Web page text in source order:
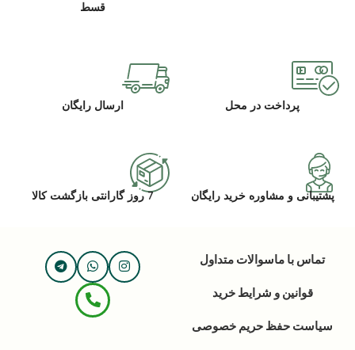
قسط
پرداخت در محل ارسال رایگان
پشتیبانی و مشاوره خرید رایگان 7 روز گارانتی بازگشت کالا
تماس با ماسوالات متداول
قوانین و شرایط خرید
سیاست حفظ حریم خصوصی